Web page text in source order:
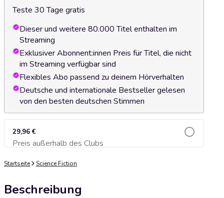
Teste 30 Tage gratis
Dieser und weitere 80.000 Titel enthalten im
Streaming
Exklusiver Abonnent:innen Preis für Titel, die nicht
im Streaming verfügbar sind
Flexibles Abo passend zu deinem Hörverhalten
Deutsche und internationale Bestseller gelesen
von den besten deutschen Stimmen
29,96 €
Preis außerhalb des ClubsZum Warenkorb hinzufügen
Startseite Science Fiction
Beschreibung